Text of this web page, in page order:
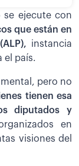
se ejecute con
que están en
instancia
el país.
pero no
tienen esa
diputados y
en
visiones del